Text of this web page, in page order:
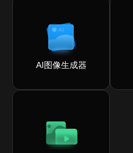
AI图像生成器